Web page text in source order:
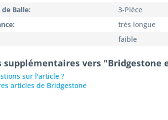
de Balle:
3-Pièce
très longue
faible
supplémentaires vers "Bridgestone
sur l'article ?
articles de Bridgestone